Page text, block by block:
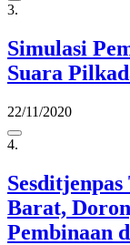
3.
Simulasi
Suara
22/11/2020
4.
Barat,
Pembinaan